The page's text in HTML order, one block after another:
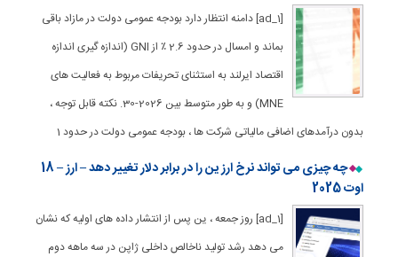
[ad_1] دامنه انتظار دارد بودجه عمومی دولت در مازاد باقی
بماند و امسال در حدود 2.6 ٪ از GNI (اندازه گیری اندازه
اقتصاد ایرلند به استثنای تحریفات مربوط به فعالیت های
MNE) و به طور متوسط بین 2026-30. نکته قابل توجه ،
بدون درآمدهای اضافی مالیاتی شرکت ها ، بودجه عمومی دولت در حدود 1
چه چیزی می تواند نرخ ارز ین را در برابر دلار تغییر دهد – ارز – 18
اوت 2025
[ad_1] روز جمعه ، ین پس از انتشار داده های اولیه که نشان
می دهد رشد تولید ناخالص داخلی ژاپن در سه ماهه دوم